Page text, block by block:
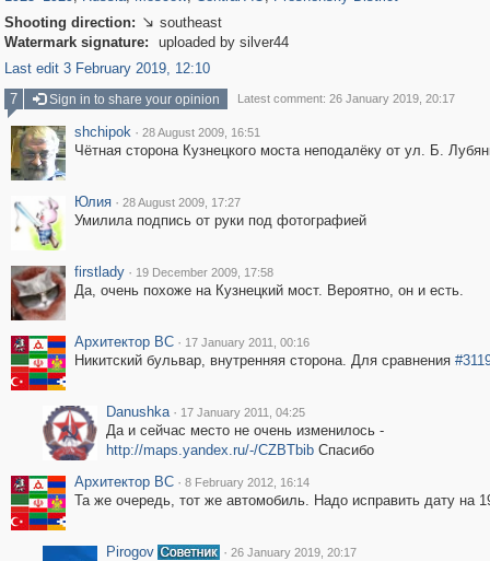
Shooting direction:  southeast
Watermark signature:
uploaded by silver44
Last edit 3 February 2019, 12:10
7
Sign in to share your opinion Latest comment: 26 January 2019, 20:17
shchipok · 28 August 2009, 16:51
Чётная сторона Кузнецкого моста неподалёку от ул. Б.
Юлия · 28 August 2009, 17:27
Умилила подпись от руки под фотографией
firstlady · 19 December 2009, 17:58
Да, очень похоже на Кузнецкий мост. Вероятно, он и есть.
Архитектор ВС · 17 January 2011, 00:16
Никитский бульвар, внутренняя сторона. Для сравнения
Danushka · 17 January 2011, 04:25
Да и сейчас место не очень изменилось -
http://maps.yandex.ru/-/CZBTbibСпасибо
Архитектор ВС · 8 February 2012, 16:14
Та же очередь, тот же автомобиль. Надо исправить дату на
Pirogov · 26 January 2019, 20:17